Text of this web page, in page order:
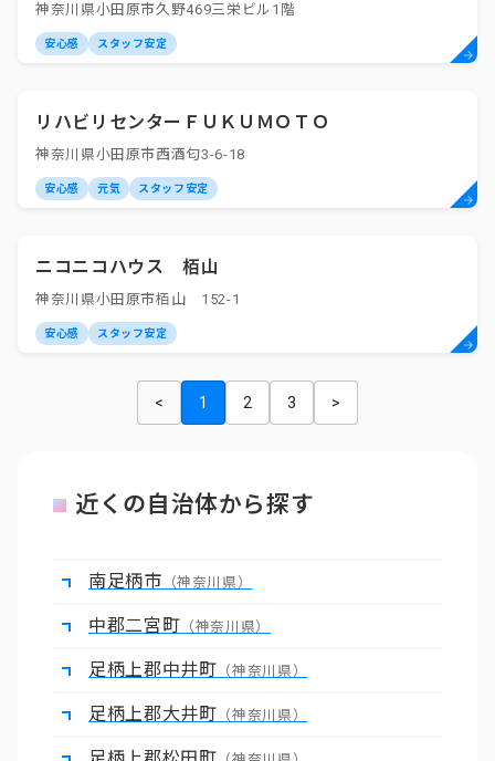
神奈川県小田原市久野469三栄ビル1階
安心感 スタッフ安定
リハビリセンターＦＵＫＵＭＯＴＯ
神奈川県小田原市西酒匂3-6-18
安心感 元気 スタッフ安定
ニコニコハウス 栢山
神奈川県小田原市栢山 152-1
安心感 スタッフ安定
< 1 2 3 >
近くの自治体から探す
南足柄市 （神奈川県）
中郡二宮町 （神奈川県）
足柄上郡中井町 （神奈川県）
足柄上郡大井町 （神奈川県）